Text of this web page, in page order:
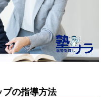
プの指導方法